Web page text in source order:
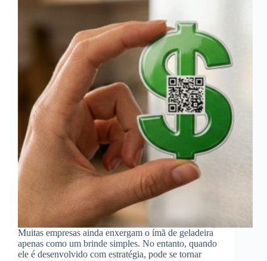
Muitas empresas ainda enxergam o ímã de geladeira
apenas como um brinde simples. No entanto, quando
ele é desenvolvido com estratégia, pode se tornar